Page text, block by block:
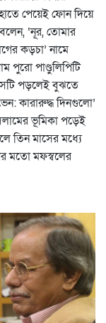
পেয়েই ফোন দিয়ে
‘নূর, তোমার
কড়চা’ নামে
পুরো পাণ্ডুলিপিটি
পড়লেই বুঝতে
কারারুদ্ধ দিনগুলো’
ভূমিকা পড়েই
তিন মাসের মধ্যে
মতো মফস্বলের